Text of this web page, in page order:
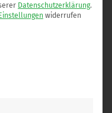
entfernt. Das
getragen
zwei Wochen nur
abgelegt werden.
zu garantieren,
Datenschutzerklärung.
widerrufen
für die eine